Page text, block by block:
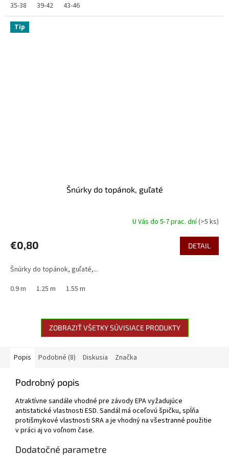
35-38 39-42 43-46
Tip
Šnúrky do topánok, guľaté
U Vás do 5-7 prac. dní(>5 ks)
€0,80 DETAIL
Šnúrky do topánok, guľaté,...
0.9 m
1.25 m 1.55 m
ZOBRAZIŤ VŠETKY SÚVISIACE PRODUKTY
Popis Podobné (8) Diskusia Značka
Podrobný popis
Atraktívne sandále vhodné pre závody EPA vyžadujúce
antistatické vlastnosti ESD. Sandál má oceľovú špičku, spĺňa
protišmykové vlastnosti SRA a je vhodný na všestranné použitie
v práci aj vo voľnom čase.
Dodatočné parametre